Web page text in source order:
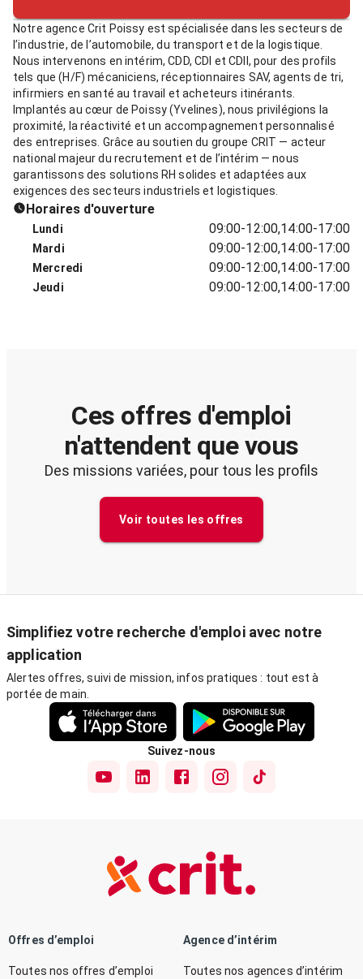
Notre agence Crit Poissy est spécialisée dans les secteurs de
l’industrie, de l’automobile, du transport et de la logistique.
Nous intervenons en intérim, CDD, CDI et CDII, pour des profils
tels que (H/F) mécaniciens, réceptionnaires SAV, agents de tri,
infirmiers en santé au travail et acheteurs itinérants.
Implantés au cœur de Poissy (Yvelines), nous privilégions la
proximité, la réactivité et un accompagnement personnalisé
des entreprises. Grâce au soutien du groupe CRIT — acteur
national majeur du recrutement et de l’intérim — nous
garantissons des solutions RH solides et adaptées aux
exigences des secteurs industriels et logistiques.
Horaires d'ouverture
Lundi 09:00-12:00,14:00-17:00
Mardi 09:00-12:00,14:00-17:00
Mercredi 09:00-12:00,14:00-17:00
Jeudi 09:00-12:00,14:00-17:00
Ces offres d'emploi
n'attendent que vous
Des missions variées, pour tous les profils
Voir toutes les offres
Simplifiez votre recherche d'emploi avec notre
application
Alertes offres, suivi de mission, infos pratiques : tout est à
portée de main.
Suivez-nous
Offres d’emploi
Toutes nos offres d’emploi
Agence d’intérim
Toutes nos agences d’intérim